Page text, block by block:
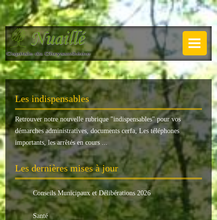
NUAILLÉ
Plan de Nuaillé
Sentiers pédestres
Guide annuel
Histoire
Galerie
LA MAIRIE
Horaires
Agence postale
.
Les indispensables
Retrouver notre nouvelle rubrique "indispensables" pour vos
démarches administratives, documents cerfa, Les téléphones
importants, les arrêtés en cours ...
Les dernières mises à jour
Conseils Municipaux et Délibérations 2026
Santé